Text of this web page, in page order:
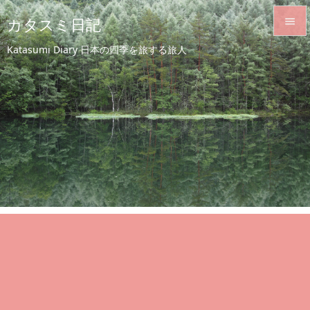
カタスミ日記
Katasumi Diary 日本の四季を旅する旅人


メニュ

サイド

前へ

次へ

検索